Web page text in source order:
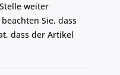
weiter
Sie, dass
dass der Artikel